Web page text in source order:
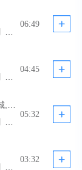
06:49
04:45
05:32
03:32